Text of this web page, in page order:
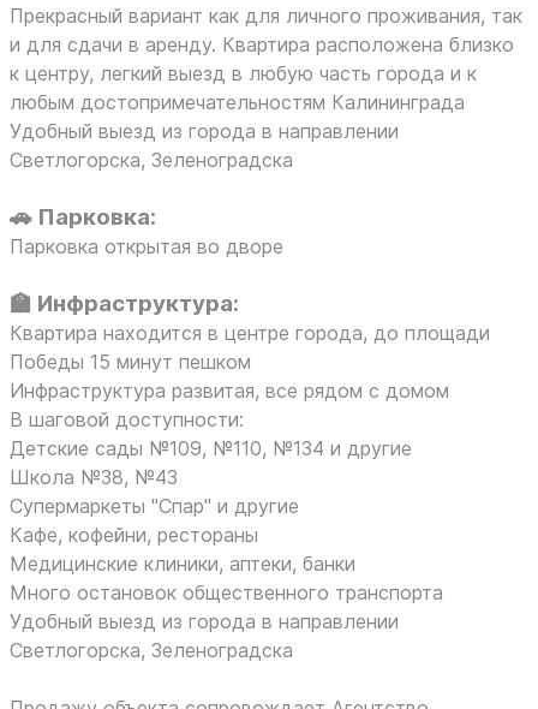
Прекрасный вариант как для личного проживания, так
и для сдачи в аренду. Квартира расположена близко
к центру, легкий выезд в любую часть города и к
любым достопримечательностям Калининграда
Удобный выезд из города в направлении
Светлогорска, Зеленоградска
🚗 Парковка:
Парковка открытая во дворе
🏫 Инфраструктура:
Квартира находится в центре города, до площади
Победы 15 минут пешком
Инфраструктура развитая, все рядом с домом
В шаговой доступности:
Детские сады №109, №110, №134 и другие
Школа №38, №43
Супермаркеты "Спар" и другие
Кафе, кофейни, рестораны
Медицинские клиники, аптеки, банки
Много остановок общественного транспорта
Удобный выезд из города в направлении
Светлогорска, Зеленоградска